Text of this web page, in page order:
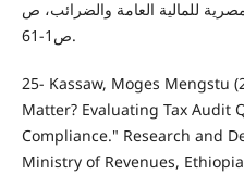
للمالية العامة والضرائب، ص
ص1-61.
25- Kassaw, Moges Mengstu
Matter? Evaluating Tax Audit
Compliance." Research and
Ministry of Revenues,